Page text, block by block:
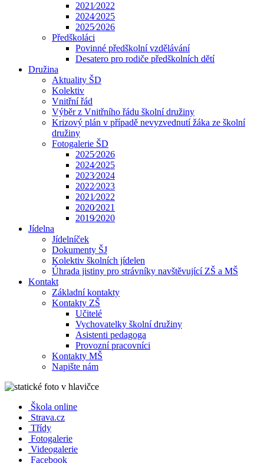
2021⁄2022
2024⁄2025
2025⁄2026
Předškoláci
Povinné předškolní vzdělávání
Desatero pro rodiče předškolních dětí
Družina
Aktuality ŠD
Kolektiv
Vnitřní řád
Výběr z Vnitřního řádu školní družiny
Krizový plán v případě nevyzvednutí žáka ze školní
družiny
Fotogalerie ŠD
2025⁄2026
2024⁄2025
2023⁄2024
2022⁄2023
2021⁄2022
2020⁄2021
2019⁄2020
Jídelna
Jídelníček
Dokumenty ŠJ
Kolektiv školních jídelen
Úhrada jistiny pro strávníky navštěvující ZŠ a MŠ
Kontakt
Základní kontakty
Kontakty ZŠ
Učitelé
Vychovatelky školní družiny
Asistenti pedagoga
Provozní pracovníci
Kontakty MŠ
Napište nám
Škola online
Strava.cz
Třídy
Fotogalerie
Videogalerie
Facebook